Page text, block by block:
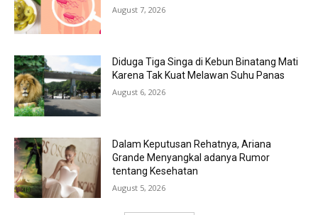
August 7, 2026
Diduga Tiga Singa di Kebun Binatang Mati
Karena Tak Kuat Melawan Suhu Panas
August 6, 2026
Dalam Keputusan Rehatnya, Ariana
Grande Menyangkal adanya Rumor
tentang Kesehatan
August 5, 2026